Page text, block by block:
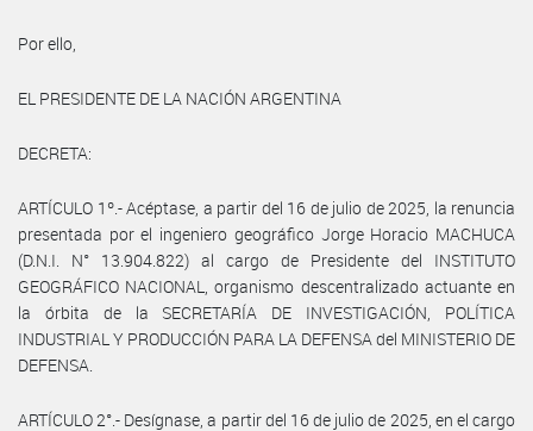
Por ello,
EL PRESIDENTE DE LA NACIÓN ARGENTINA
DECRETA:
ARTÍCULO 1º.- Acéptase, a partir del 16 de julio de 2025, la renuncia
presentada por el ingeniero geográfico Jorge Horacio MACHUCA
(D.N.I. N° 13.904.822) al cargo de Presidente del INSTITUTO
GEOGRÁFICO NACIONAL, organismo descentralizado actuante en
la órbita de la SECRETARÍA DE INVESTIGACIÓN, POLÍTICA
INDUSTRIAL Y PRODUCCIÓN PARA LA DEFENSA del MINISTERIO DE
DEFENSA.
ARTÍCULO 2°.- Desígnase, a partir del 16 de julio de 2025, en el cargo